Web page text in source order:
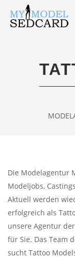
Die Modelagentur
Modeljobs,
Aktuell werden
erfolgreich als
unsere Agentur
für Sie. Das Team
sucht Tattoo